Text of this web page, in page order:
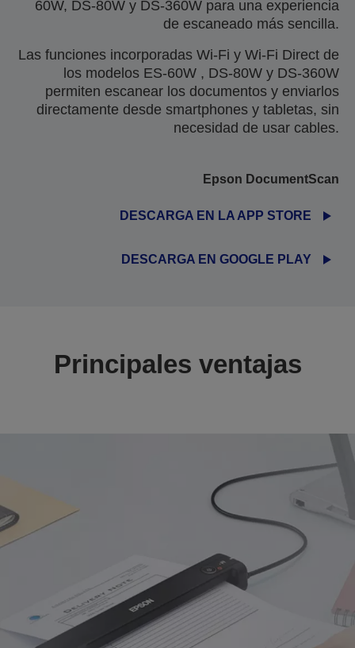
60W, DS-80W y DS-360W para una experiencia
de escaneado más sencilla.
Las funciones incorporadas Wi-Fi y Wi-Fi Direct de
los modelos ES-60W , DS-80W y DS-360W
permiten escanear los documentos y enviarlos
directamente desde smartphones y tabletas, sin
necesidad de usar cables.
Epson DocumentScan
DESCARGA EN LA APP STORE
DESCARGA EN GOOGLE PLAY
Principales ventajas